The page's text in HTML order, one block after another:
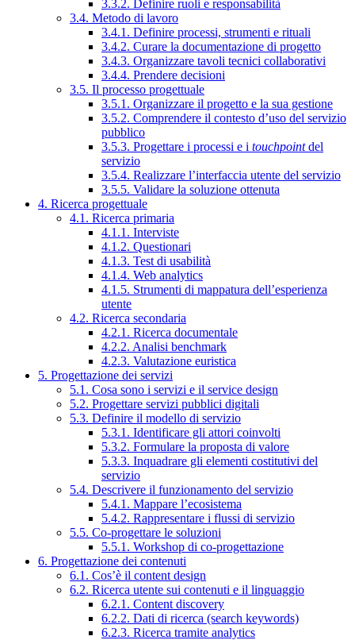
3.3.2. Definire ruoli e responsabilità
3.4. Metodo di lavoro
3.4.1. Definire processi, strumenti e rituali
3.4.2. Curare la documentazione di progetto
3.4.3. Organizzare tavoli tecnici collaborativi
3.4.4. Prendere decisioni
3.5. Il processo progettuale
3.5.1. Organizzare il progetto e la sua gestione
3.5.2. Comprendere il contesto d’uso del servizio
pubblico
3.5.3. Progettare i processi e i touchpointdel
servizio
3.5.4. Realizzare l’interfaccia utente del servizio
3.5.5. Validare la soluzione ottenuta
4. Ricerca progettuale
4.1. Ricerca primaria
4.1.1. Interviste
4.1.2. Questionari
4.1.3. Test di usabilità
4.1.4. Web analytics
4.1.5. Strumenti di mappatura dell’esperienza
utente
4.2. Ricerca secondaria
4.2.1. Ricerca documentale
4.2.2. Analisi benchmark
4.2.3. Valutazione euristica
5. Progettazione dei servizi
5.1. Cosa sono i servizi e il service design
5.2. Progettare servizi pubblici digitali
5.3. Definire il modello di servizio
5.3.1. Identificare gli attori coinvolti
5.3.2. Formulare la proposta di valore
5.3.3. Inquadrare gli elementi costitutivi del
servizio
5.4. Descrivere il funzionamento del servizio
5.4.1. Mappare l’ecosistema
5.4.2. Rappresentare i flussi di servizio
5.5. Co-progettare le soluzioni
5.5.1. Workshop di co-progettazione
6. Progettazione dei contenuti
6.1. Cos’è il content design
6.2. Ricerca utente sui contenuti e il linguaggio
6.2.1. Content discovery
6.2.2. Dati di ricerca (search keywords)
6.2.3. Ricerca tramite analytics